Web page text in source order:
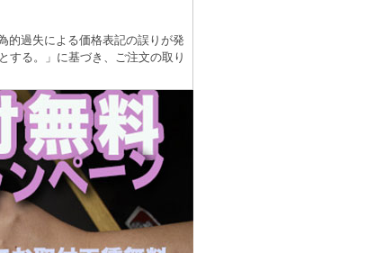
的過失による価格表記の誤りが発
する。」に基づき、ご注文の取り